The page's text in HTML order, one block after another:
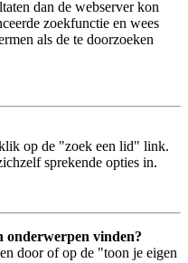
dan de webserver kon
zoekfunctie en wees
als de te doorzoeken
op de "zoek een lid" link.
sprekende opties in.
onderwerpen vinden?
door of op de "toon je eigen